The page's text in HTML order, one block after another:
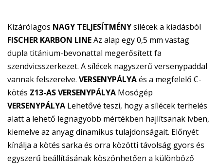
Kizárólagos NAGY TELJESÍTMÉNYsílécek a kiadásból
FISCHER KARBON LINEAz alap egy 0,5 mm vastag
dupla titánium-bevonattal megerősített fa
szendvicsszerkezet. A sílécek nagyszerű versenypaddal
vannak felszerelve. VERSENYPÁLYAés a megfelelő C-
kötés Z13-AS VERSENYPÁLYA Mosógép
VERSENYPÁLYA Lehetővé teszi, hogy a sílécek terhelés
alatt a lehető legnagyobb mértékben hajlítsanak ívben,
kiemelve az anyag dinamikus tulajdonságait. Előnyét
kínálja a kötés sarka és orra közötti távolság gyors és
egyszerű beállításának köszönhetően a különböző